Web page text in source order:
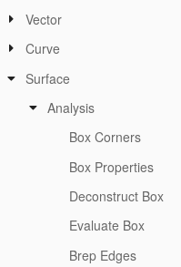
Vector
Curve
Surface
Analysis
Box Corners
Box Properties
Deconstruct Box
Evaluate Box
Brep Edges